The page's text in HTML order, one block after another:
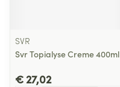
SVR
Svr Topialyse Creme 400ml
€ 27,02